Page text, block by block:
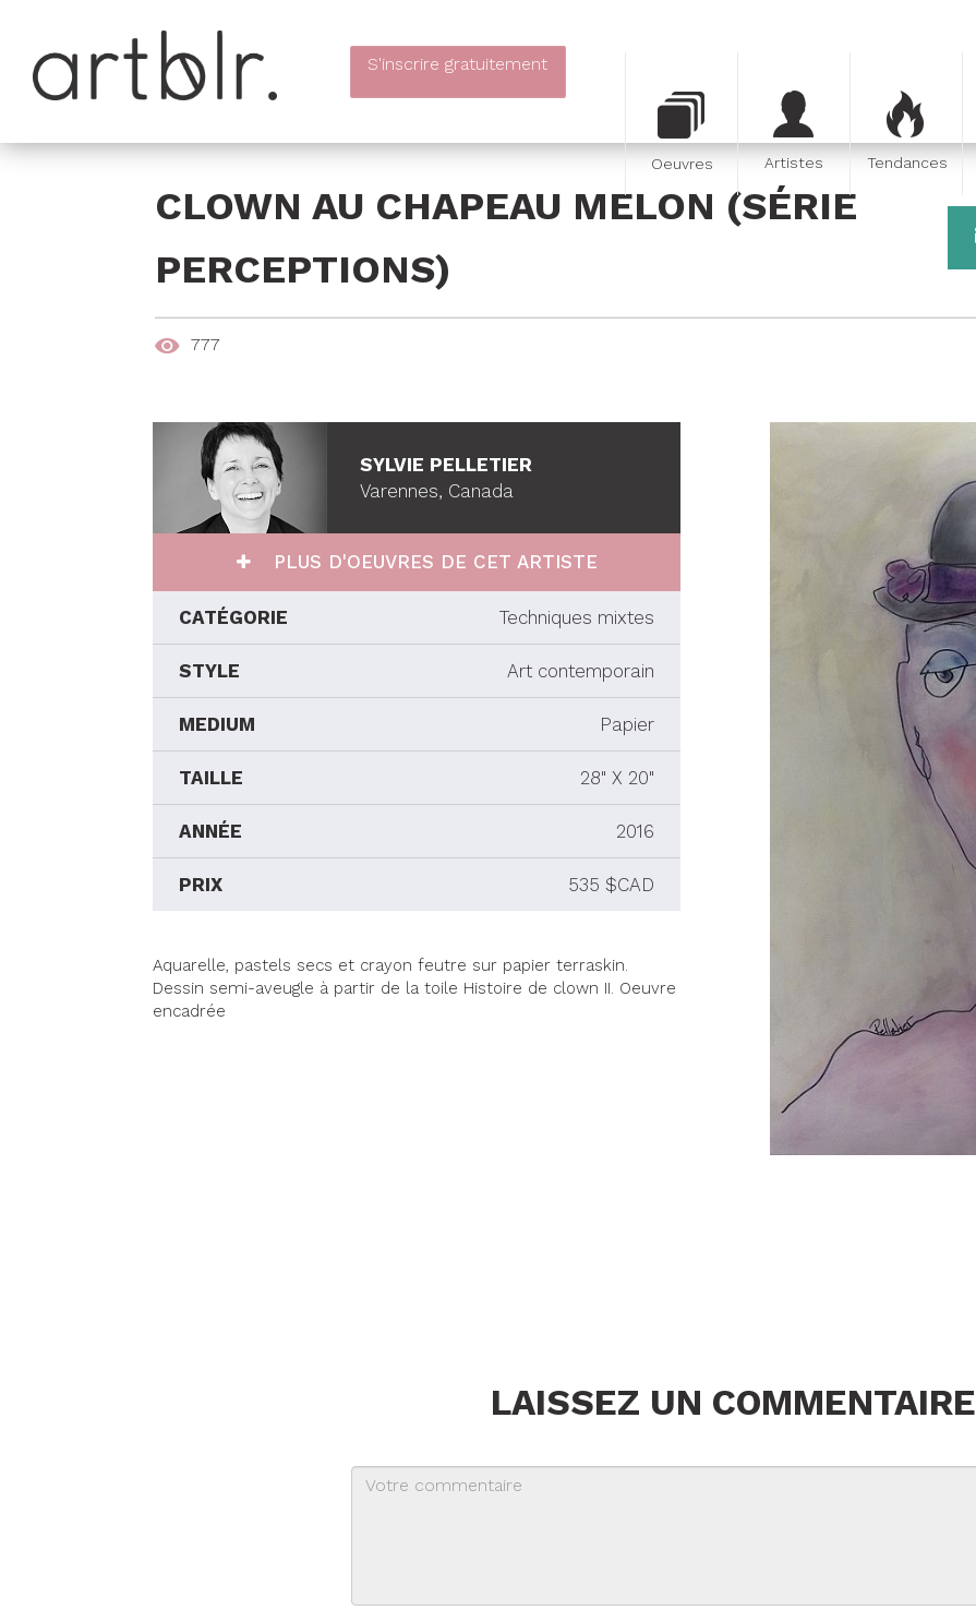
S'inscrire gratuitement
Oeuvres Artistes Tendances
CLOWN AU CHAPEAU MELON (SÉRIE
PERCEPTIONS)
777
SYLVIE PELLETIER
Varennes, Canada
PLUS D'OEUVRES DE CET ARTISTE
CATÉGORIE Techniques mixtes
STYLE Art contemporain
MEDIUM Papier
TAILLE 28" X 20"
ANNÉE 2016
PRIX 535 $CAD
Aquarelle, pastels secs et crayon feutre sur papier terraskin.
Dessin semi-aveugle à partir de la toile Histoire de clown II. Oeuvre
encadrée
LAISSEZ UN COMMENTAIRE